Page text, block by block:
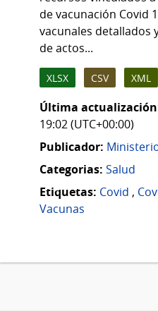
de vacunación Covid
vacunales detallados
de actos...
XLSX CSV XML
Última
19:02 (UTC+00:00)
Publicador:
Categorias: Salud
Etiquetas: Covid ,
Vacunas